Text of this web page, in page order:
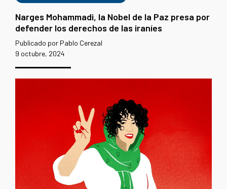
Narges Mohammadi, la Nobel de la Paz presa por
defender los derechos de las iraníes
Publicado por Pablo Cerezal
9 octubre, 2024